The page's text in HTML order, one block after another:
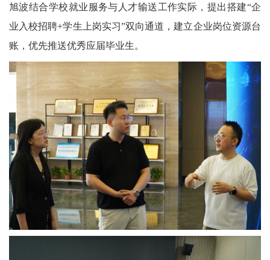
旭波结合学校就业服务与人才输送工作实际，提出搭建“企
业入校招聘+学生上岗实习”双向通道，建立企业岗位资源台
账，优先推送优秀应届毕业生。